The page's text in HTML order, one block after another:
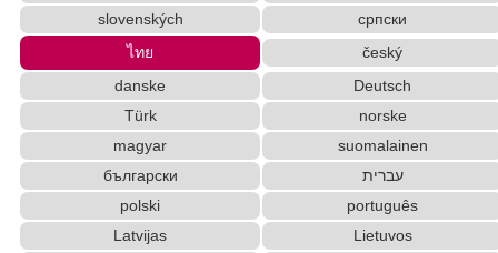
อักษรจีนตัวย่อ > แปลงเป็นอักษรจีนตัวเต็ม
แทนที่คำในประโยค
แปลงตัวพิมพ์ใหญ่เป็นเล็ก / แปลงเป็นตัวพิมพ์เล็กเป็นใหญ่
ตั้งชื่อภาษาเกาหลีตัวพิมพ์ใหญ่ > แปลงเป็นตัวพิมพ์เล็ก
ลบ tags HTML อัตโนมัติ
ที่อยู่ญี่ปุ่นในภาษาเกาหลี, เสียงอ่านในภาษาอังกฤษ, ค้น
หารหัสไปรษณีย์
คันจิแบบใหม่ > แปลงเป็นคันจิแบบเก่า
slovenských
српски
ไทย
český
danske
Deutsch
Türk
norske
magyar
suomalainen
български
עברית
polski
português
Latvijas
Lietuvos